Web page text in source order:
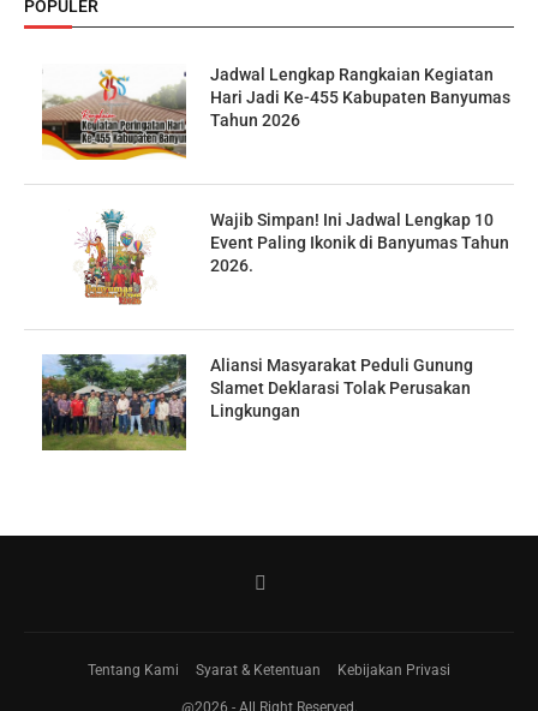
POPULER
Jadwal Lengkap Rangkaian Kegiatan
Hari Jadi Ke-455 Kabupaten Banyumas
Tahun 2026
Wajib Simpan! Ini Jadwal Lengkap 10
Event Paling Ikonik di Banyumas Tahun
2026.
Aliansi Masyarakat Peduli Gunung
Slamet Deklarasi Tolak Perusakan
Lingkungan
Tentang Kami Syarat & Ketentuan Kebijakan Privasi
@2026 - All Right Reserved.